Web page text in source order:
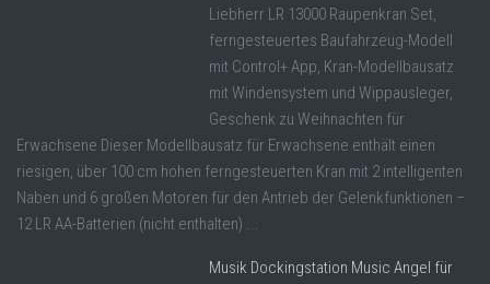
Liebherr LR 13000 Raupenkran Set,
ferngesteuertes Baufahrzeug-Modell
mit Control+ App, Kran-Modellbausatz
mit Windensystem und Wippausleger,
Geschenk zu Weihnachten für
Erwachsene Dieser Modellbausatz für Erwachsene enthält einen
riesigen, über 100 cm hohen ferngesteuerten Kran mit 2 intelligenten
Naben und 6 großen Motoren für den Antrieb der Gelenkfunktionen –
12 LR AA-Batterien (nicht enthalten) ...
Musik Dockingstation Music Angel für